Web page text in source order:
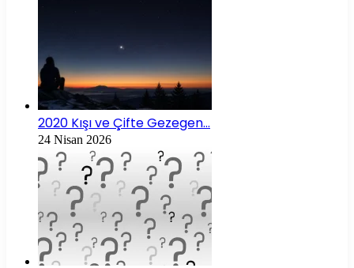
2020 Kışı ve Çifte Gezegen…
24 Nisan 2026